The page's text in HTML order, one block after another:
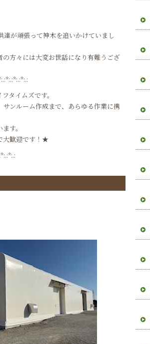
が頑張って神木を追いかけていまし
方々には大変お世話になり有難うござ
タイムズです。
ンルーム作成まで、あらゆる作業に携
す。
大歓迎です！★